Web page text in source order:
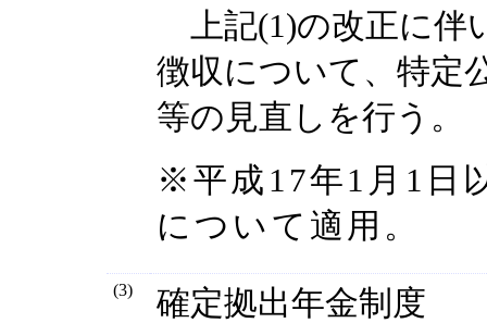
上記(1)の改正に伴
徴収について、特定
等の見直しを行う。
※平成17年1月1日
について適用。
(3)
確定拠出年金制度